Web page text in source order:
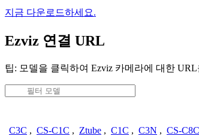
지금 다운로드하세요.
Ezviz 연결 URL
팁: 모델을 클릭하여 Ezviz 카메라에 대한
C3C , CS-C1C , Ztube , C1C , C3N , CS-